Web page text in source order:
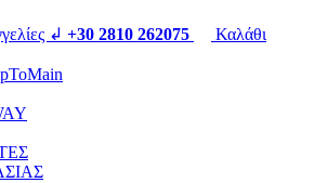
↲ +30 2810 262075
Καλάθι